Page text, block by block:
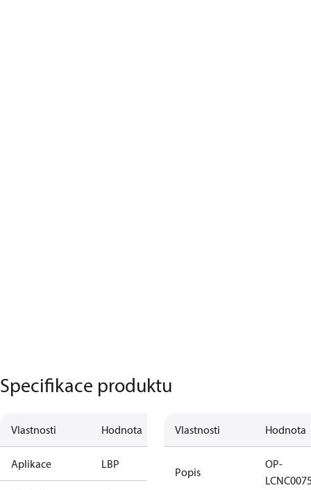
Specifikace produktu
Vlastnosti Hodnota
Aplikace LBP
Vlastnosti Hodnota
Popis
OP-